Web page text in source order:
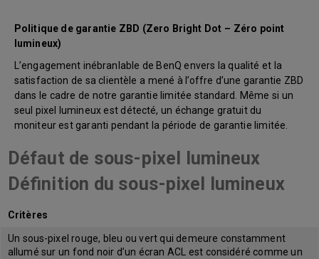
Politique de garantie ZBD (Zero Bright Dot – Zéro point
lumineux)
L’engagement inébranlable de BenQ envers la qualité et la
satisfaction de sa clientèle a mené à l’offre d’une garantie ZBD
dans le cadre de notre garantie limitée standard. Même si un
seul pixel lumineux est détecté, un échange gratuit du
moniteur est garanti pendant la période de garantie limitée.
Défaut de sous-pixel lumineux
Définition du sous-pixel lumineux
Critères
Un sous-pixel rouge, bleu ou vert qui demeure constamment
allumé sur un fond noir d’un écran ACL est considéré comme un